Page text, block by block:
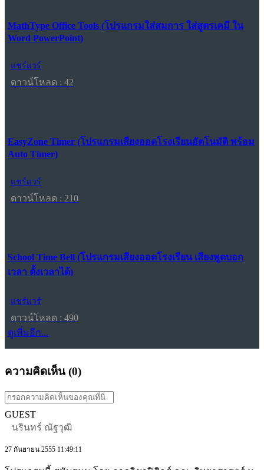
MathType Office Tools (โปรแกรมใส่สมการ ใส่สูตรเคมี ใน
Word PowerPoint)
แชร์แวร์
ดาวน์โหลด : 42
EasyZone Timer (โปรแกรมเสียงออดโรงเรียนอัตโนมัติ พร้อม
Auto Timer)
แชร์แวร์
ดาวน์โหลด : 210
School Time Bell (โปรแกรมเสียงออดโรงเรียน เสียงพูดบอก
เวลา ตั้งเวลาได้)
แชร์แวร์
ดาวน์โหลด : 490
ดูเพิ่มอีก...
ความคิดเห็น (0)
GUEST
นรินทร์ ณัฐวุฒิ
27 กันยายน 2555 11:49:11